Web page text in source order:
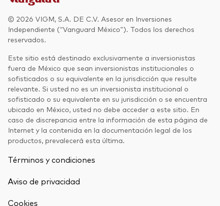
© 2026 VIGM, S.A. DE C.V. Asesor en Inversiones
Independiente (“Vanguard México”). Todos los derechos
reservados.
Este sitio está destinado exclusivamente a inversionistas
fuera de México que sean inversionistas institucionales o
sofisticados o su equivalente en la jurisdicción que resulte
relevante. Si usted no es un inversionista institucional o
sofisticado o su equivalente en su jurisdicción o se encuentra
ubicado en México, usted no debe acceder a este sitio. En
caso de discrepancia entre la información de esta página de
Internet y la contenida en la documentación legal de los
productos, prevalecerá esta última.
Términos y condiciones
Aviso de privacidad
Cookies